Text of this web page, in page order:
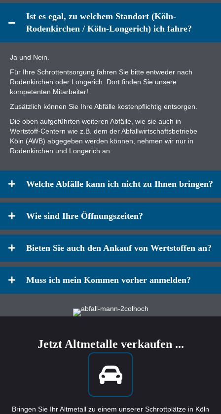
Ist es egal, zu welchem Standort (Köln-
Rodenkirchen / Köln-Longerich) ich fahre?
Ja und Nein.
Für Ihre Schrottentsorgung fahren Sie bitte entweder nach
Rodenkirchen oder Longerich. Dort finden Sie unsere
kompetenten Mitarbeiter!
Zusätzlich können Sie Ihre Abfälle kostenpflichtig entsorgen.
Die oben aufgeführten weiteren Abfälle, wie sie auch in
Wertstoff-Centern wie z.B. dem der Abfallwirtschaftsbetriebe
Köln (AWB) abgegeben werden können, nehmen wir nur in
Rodenkirchen und Longerich an.
Welche Abfälle kann ich nicht zu Ihnen bringen?
Wie sind Ihre Öffnungszeiten?
Bieten Sie auch den Ankauf von Wertstoffen an?
Muss ich mein Kommen vorher anmelden?
Jetzt Altmetalle verkaufen ...
Bringen Sie Ihr Altmetall zu einem unserer Schrottplätze in Köln